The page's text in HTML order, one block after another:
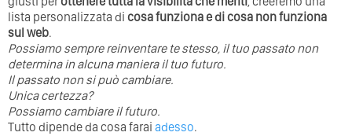
lista personalizzata di cosa funziona e di cosa non funziona
sul web.
Possiamo sempre reinventare te stesso, il tuo passato non
determina in alcuna maniera il tuo futuro. ⁣
⁣Il passato non si può cambiare.
Unica certezza?
Possiamo cambiare il futuro.
Tutto dipende da cosa farai adesso.